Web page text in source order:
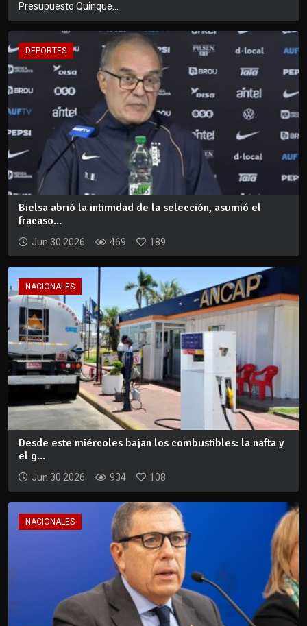
Presupuesto Quinque...
DEPORTES
Bielsa abrió la intimidad de la selección, asumió el
fracaso...
Jun 30 2026 469 189
NACIONALES
Desde este miércoles bajan los combustibles: la nafta y
el g...
Jun 30 2026 934 108
NACIONALES